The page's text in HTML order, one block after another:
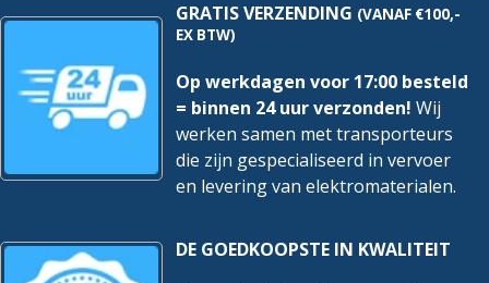
GRATIS VERZENDING (VANAF €100,-
EX BTW)
Op werkdagen voor 17:00 besteld
= binnen 24 uur verzonden! Wij
werken samen met transporteurs
die zijn gespecialiseerd in vervoer
en levering van elektromaterialen.
DE GOEDKOOPSTE IN KWALITEIT